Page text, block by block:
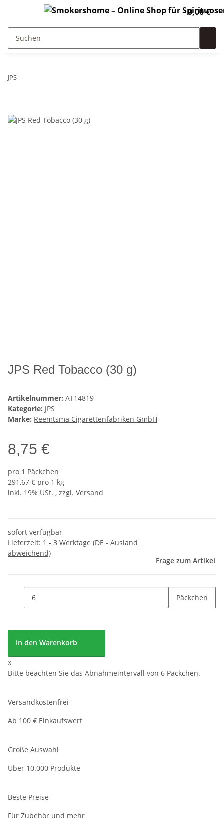
0,00 €
JPS
JPS Red Tobacco (30 g)
Artikelnummer: AT14819
Kategorie: JPS
Marke: Reemtsma Cigarettenfabriken GmbH
8,75 €
pro 1 Päckchen
291,67 € pro 1 kg
inkl. 19% USt. , zzgl. Versand
sofort verfügbar
Lieferzeit: 1 - 3 Werktage (DE - Ausland
abweichend)
Frage zum Artikel
Päckchen
In den Warenkorb
x
Bitte beachten Sie das Abnahmeintervall von 6 Päckchen.
Versandkostenfrei
Ab 100 € Einkaufswert
Große Auswahl
Über 10.000 Produkte
Beste Preise
Für Zubehör und mehr